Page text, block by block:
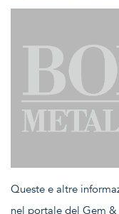
Queste e altre
nel portale del Gem